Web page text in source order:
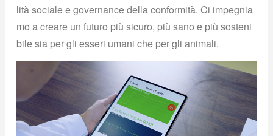
lità sociale e governance della conformità. Ci impegnia
mo a creare un futuro più sicuro, più sano e più sosteni
bile sia per gli esseri umani che per gli animali.